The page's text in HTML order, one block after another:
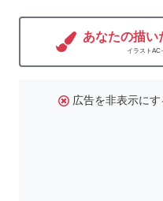
あなたの描い
イラストAC
広告を非表示にす